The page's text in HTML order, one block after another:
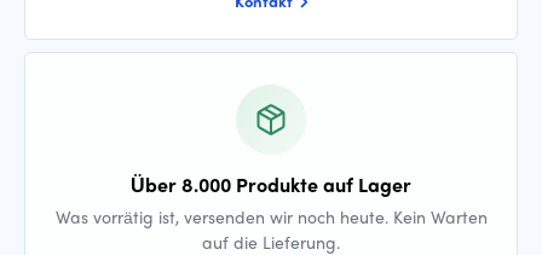
Über 8.000 Produkte auf Lager
Was vorrätig ist, versenden wir noch heute. Kein Warten
auf die Lieferung.